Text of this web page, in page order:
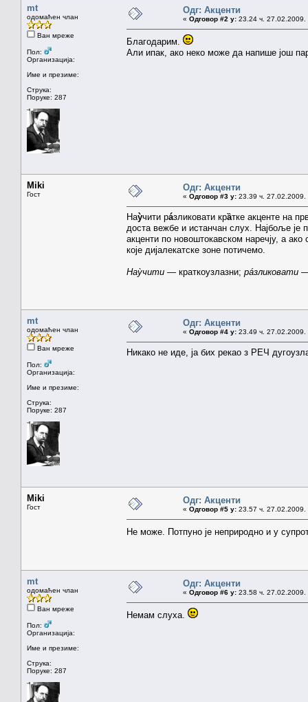
mt
одомаћен члан
Ван мреже
Пол:
Организација:
Име и презиме:
Струка:
Поруке: 287
Одг: Акценти
« Одговор #2 у: 23.24 ч. 27.02.2009.
Благодарим.
Али ипак, ако неко може да напише још
Miki
Гост
Одг: Акценти
« Одговор #3 у: 23.39 ч. 27.02.2009.
Наỳчити рáзликовати крȁтке акценте на
доста вежбе и истанчан слух. Најбоље је
акценти по новоштокавском наречју, а
које дијалекатске зоне потичемо.
Наỳчити — краткоузлазни; рáзликовати —
mt
одомаћен члан
Ван мреже
Пол:
Организација:
Име и презиме:
Струка:
Поруке: 287
Одг: Акценти
« Одговор #4 у: 23.49 ч. 27.02.2009.
Никако не иде, ја бих рекао з РЕЧ
Miki
Гост
Одг: Акценти
« Одговор #5 у: 23.57 ч. 27.02.2009.
Не може. Потпуно је неприродно и у
mt
одомаћен члан
Ван мреже
Пол:
Организација:
Име и презиме:
Струка:
Поруке: 287
Одг: Акценти
« Одговор #6 у: 23.58 ч. 27.02.2009.
Немам слуха.